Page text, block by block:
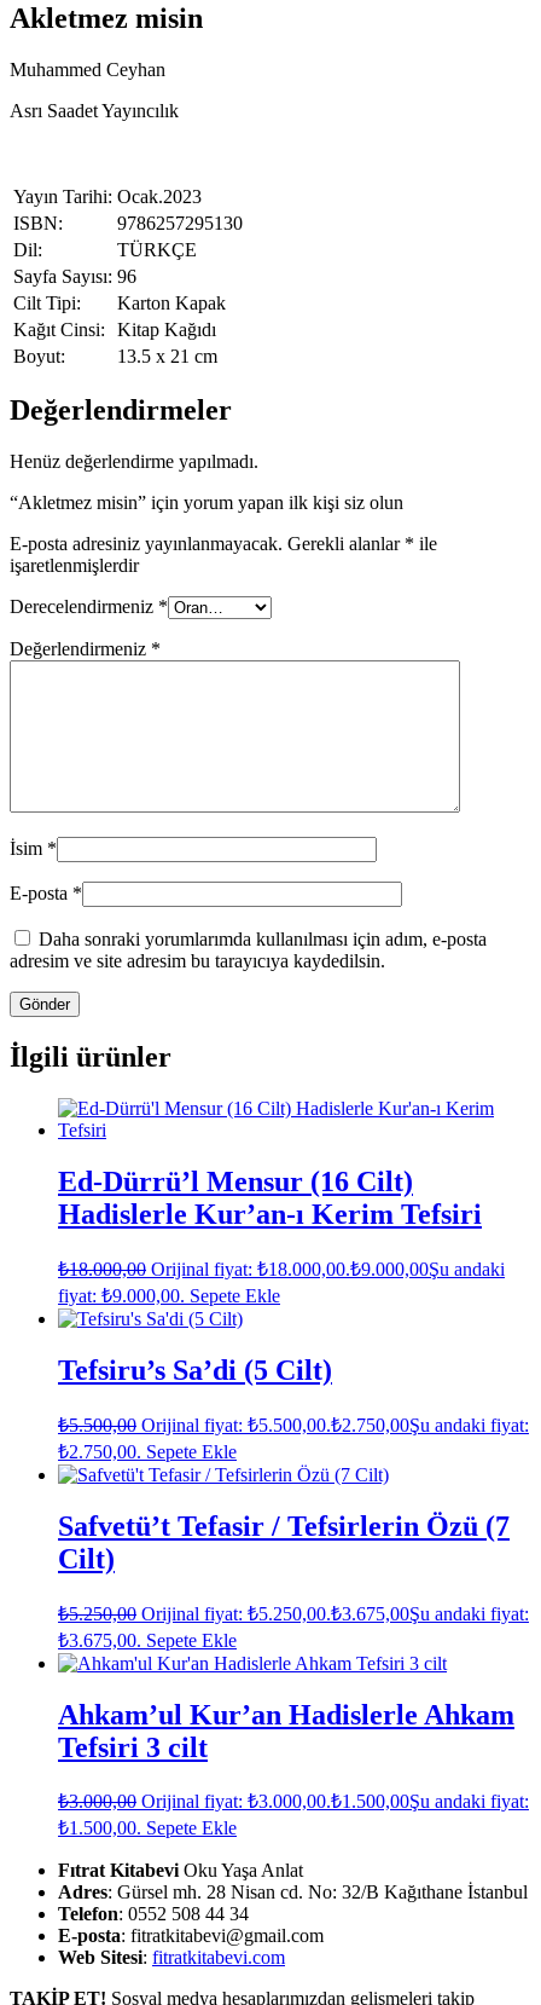
Akletmez misin
Muhammed Ceyhan
Asrı Saadet Yayıncılık
Yayın Tarihi: Ocak.2023
ISBN:
9786257295130
Dil:
TÜRKÇE
Sayfa Sayısı: 96
Cilt Tipi:
Karton Kapak
Kağıt Cinsi:
Kitap Kağıdı
Boyut:
13.5 x 21 cm
Değerlendirmeler
Henüz değerlendirme yapılmadı.
“Akletmez misin” için yorum yapan ilk kişi siz olun
E-posta adresiniz yayınlanmayacak. Gerekli alanlar * ile
işaretlenmişlerdir
Derecelendirmeniz *
Değerlendirmeniz *
İsim *
E-posta *
Daha sonraki yorumlarımda kullanılması için adım, e-posta
adresim ve site adresim bu tarayıcıya kaydedilsin.
İlgili ürünler
Ed-Dürrü’l Mensur (16 Cilt)
Hadislerle Kur’an-ı Kerim Tefsiri
₺18.000,00 Orijinal fiyat: ₺18.000,00.₺9.000,00Şu andaki
fiyat: ₺9.000,00. Sepete Ekle
Tefsiru’s Sa’di (5 Cilt)
₺5.500,00 Orijinal fiyat: ₺5.500,00.₺2.750,00Şu andaki fiyat:
₺2.750,00. Sepete Ekle
Safvetü’t Tefasir / Tefsirlerin Özü (7
Cilt)
₺5.250,00 Orijinal fiyat: ₺5.250,00.₺3.675,00Şu andaki fiyat:
₺3.675,00. Sepete Ekle
Ahkam’ul Kur’an Hadislerle Ahkam
Tefsiri 3 cilt
₺3.000,00 Orijinal fiyat: ₺3.000,00.₺1.500,00Şu andaki fiyat:
₺1.500,00. Sepete Ekle
Fıtrat KitabeviOku Yaşa Anlat
Adres: Gürsel mh. 28 Nisan cd. No: 32/B Kağıthane İstanbul
Telefon: 0552 508 44 34
E-posta: fitratkitabevi@gmail.com
Web Sitesi: fitratkitabevi.com
TAKİP ET! Sosyal medya hesaplarımızdan gelişmeleri takip